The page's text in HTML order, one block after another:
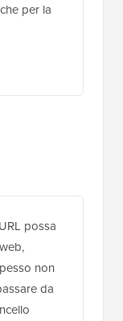
per la
possa
non
da